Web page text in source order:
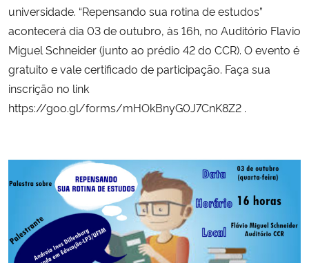
Controladoria-Geral da União
Ministério da Mulher, da Família e dos Direitos Humanos
Secretaria-Geral
Gabinete de Segurança Institucional
Advocacia-Geral da União
Banco Central do Brasil
universidade. “Repensando sua rotina de estudos”
acontecerá dia 03 de outubro, às 16h, no Auditório Flavio
Miguel Schneider (junto ao prédio 42 do CCR). O evento é
gratuito e vale certificado de participação. Faça sua
inscrição no link
https://goo.gl/forms/mHOkBnyG0J7CnK8Z2 .